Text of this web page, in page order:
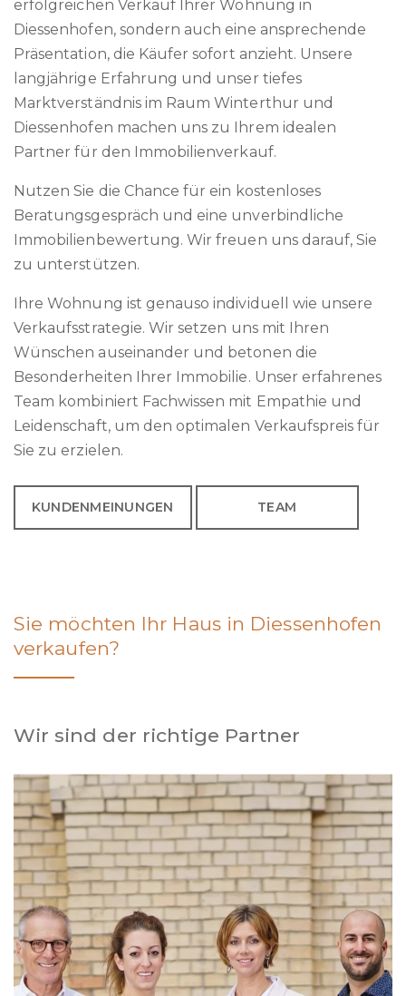
erfolgreichen Verkauf Ihrer Wohnung in
Diessenhofen, sondern auch eine ansprechende
Präsentation, die Käufer sofort anzieht. Unsere
langjährige Erfahrung und unser tiefes
Marktverständnis im Raum Winterthur und
Diessenhofen machen uns zu Ihrem idealen
Partner für den Immobilienverkauf.
Nutzen Sie die Chance für ein kostenloses
Beratungsgespräch und eine unverbindliche
Immobilienbewertung. Wir freuen uns darauf, Sie
zu unterstützen.
Ihre Wohnung ist genauso individuell wie unsere
Verkaufsstrategie. Wir setzen uns mit Ihren
Wünschen auseinander und betonen die
Besonderheiten Ihrer Immobilie. Unser erfahrenes
Team kombiniert Fachwissen mit Empathie und
Leidenschaft, um den optimalen Verkaufspreis für
Sie zu erzielen.
KUNDENMEINUNGEN TEAM
Sie möchten Ihr Haus in Diessenhofen
verkaufen?
Wir sind der richtige Partner